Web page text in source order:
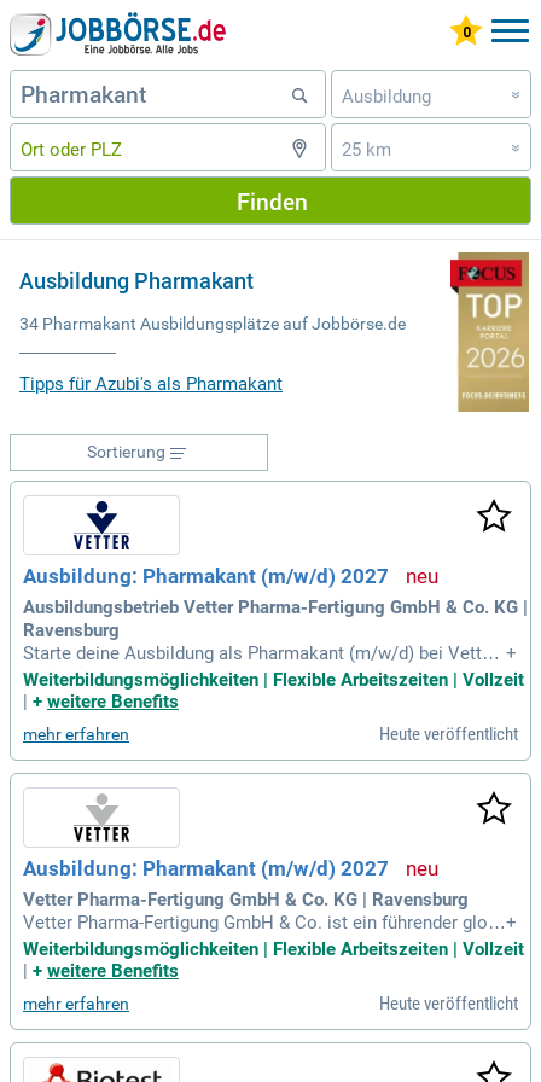
Ausbildung »
25 km »
Finden
Ausbildung Pharmakant
34 Pharmakant Ausbildungsplätze auf Jobbörse.de
Tipps für Azubi's als Pharmakant
Sortierung
Ausbildung: Pharmakant (m/w/d) 2027
Ausbildungsbetrieb Vetter Pharma-Fertigung GmbH & Co. KG |
Ravensburg
Starte deine Ausbildung als Pharmakant (m/w/d) bei Vetter
im Jahr 2027! Bei uns vereinen sich Naturwissenschaften u
nd praxisnahe Anwendungen. Du suchst einen sinnvollen, si
n Teams von 7.300 Kolleginnen und Kollegen hast du die Ch
ance auf eine erfolgreiche Karriere. Die Ausbildung beginnt
am 01. September 2027 in Ravensburg oder Langenargen, m
it Berufsschule in Biberach. Profitiere von einer attraktiven
Vergütung, die im ersten Jahr bei 1.237 € beginnt. Werde Tei
l von Vetter und entdecke deine Möglichkeiten!
+
Weiterbildungsmöglichkeiten | Flexible Arbeitszeiten | Vollzeit
| + weitere Benefits
mehr erfahren Heute veröffentlicht
Ausbildung: Pharmakant (m/w/d) 2027
Vetter Pharma-Fertigung GmbH & Co. KG | Ravensburg
Vetter Pharma-Fertigung GmbH & Co. ist ein führender glob
aler Pharmadienstleister, der vielfältige Karrierechancen biet
et. Bei uns stehen Teamwork, Offenheit und Engagement im
nseres Familienunternehmens aktiv mitgestalten. Wir verein
en Innovationsgeist mit höchster Qualität und fördern die in
dividuelle sowie fachliche Weiterentwicklung. In einem Job
mit Sinn zählt jeder Einzelne, denn gemeinsam sorgen wir fü
+
Weiterbildungsmöglichkeiten | Flexible Arbeitszeiten | Vollzeit
+ weitere Benefits
mehr erfahren Heute veröffentlicht